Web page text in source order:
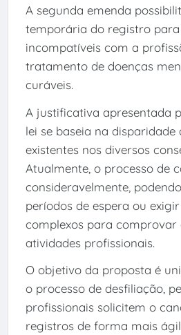
A segunda emenda
temporária do registro
incompatíveis com a
tratamento de doenças
curáveis.
A justificativa apresentada
lei se baseia na
existentes nos diversos
Atualmente, o processo de
consideravelmente,
períodos de espera ou
complexos para comprovar
atividades profissionais.
O objetivo da proposta é
o processo de desfiliação,
profissionais solicitem o
registros de forma mais